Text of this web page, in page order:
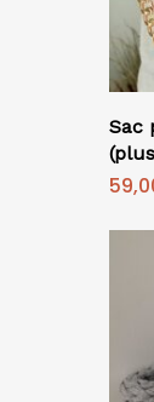
Sac